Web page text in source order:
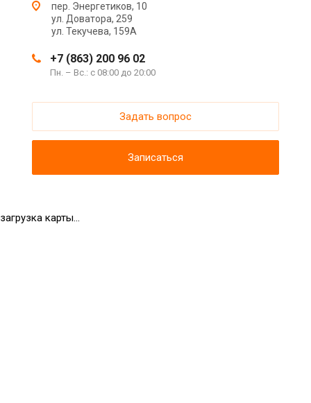
пер. Энергетиков, 10
ул. Доватора, 259
ул. Текучева, 159А
+7 (863) 200 96 02
Пн. – Вс.: с 08:00 до 20:00
Задать вопрос
Записаться
загрузка карты...